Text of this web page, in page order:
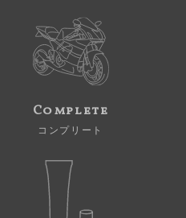
Complete
コンプリート